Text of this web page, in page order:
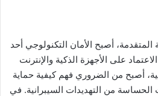
أصبح الأمان التكنولوجي أحد
على الأجهزة الذكية والإنترنت
أصبح من الضروري فهم كيفية حماية
الحساسة من التهديدات السيبرانية. في